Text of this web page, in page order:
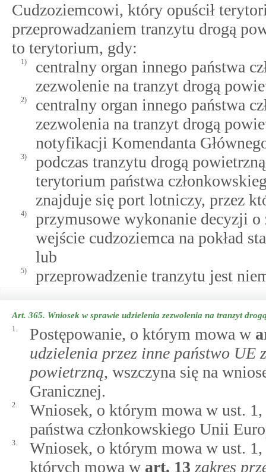
Cudzoziemcowi, który opuścił
przeprowadzaniem tranzytu drogą
to terytorium, gdy:
1)
centralny organ innego państwa
zezwolenie na tranzyt drogą
2)
centralny organ innego państwa
zezwolenia na tranzyt drogą
notyfikacji Komendanta
3)
podczas tranzytu drogą
terytorium państwa
znajduje się port lotniczy, przez
4)
przymusowe wykonanie decyzji
wejście cudzoziemca na pokład
lub
5) przeprowadzenie tranzytu jest
Art. 365. Wniosek w sprawie udzielenia zezwolenia na tranzyt
1. Postępowanie, o którym mowa w
udzielenia przez inne państwo UE
powietrzną, wszczyna się na
Granicznej.
2.
Wniosek, o którym mowa w ust. 1,
państwa członkowskiego Unii
3.
Wniosek, o którym mowa w ust.
których mowa w art. 13 zakres